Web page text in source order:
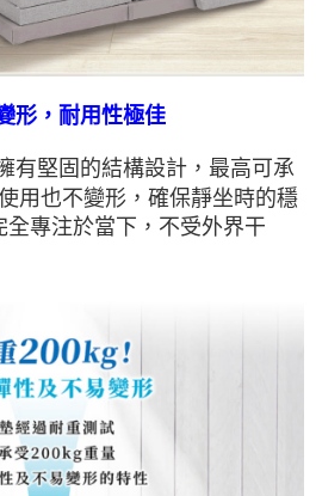
形，耐用性極佳
有堅固的結構設計，最高可承
用也不變形，確保靜坐時的穩
專注於當下，不受外界干